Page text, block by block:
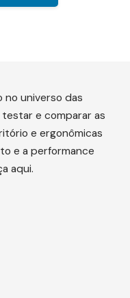
no universo das
testar e comparar as
e ergonômicas
e a performance
aqui.